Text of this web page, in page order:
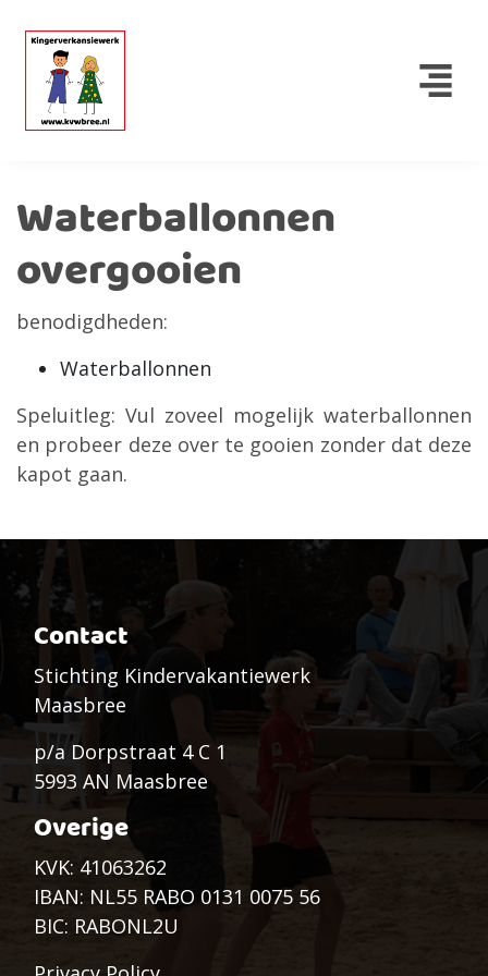
Waterballonnen
overgooien
benodigdheden:
Waterballonnen
Speluitleg: Vul zoveel mogelijk waterballonnen
en probeer deze over te gooien zonder dat deze
kapot gaan.
Contact
Stichting Kindervakantiewerk
Maasbree
p/a Dorpstraat 4 C 1
5993 AN Maasbree
Overige
KVK: 41063262
IBAN: NL55 RABO 0131 0075 56
BIC: RABONL2U